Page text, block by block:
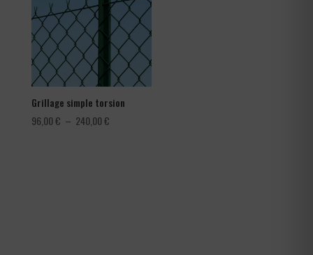
Grillage simple torsion
96,00€ – 240,00€Plage